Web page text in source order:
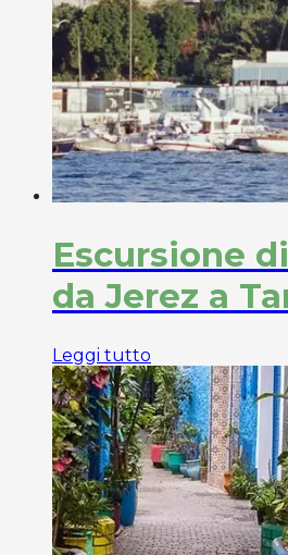
Escursione
da Jerez a
Leggi tutto